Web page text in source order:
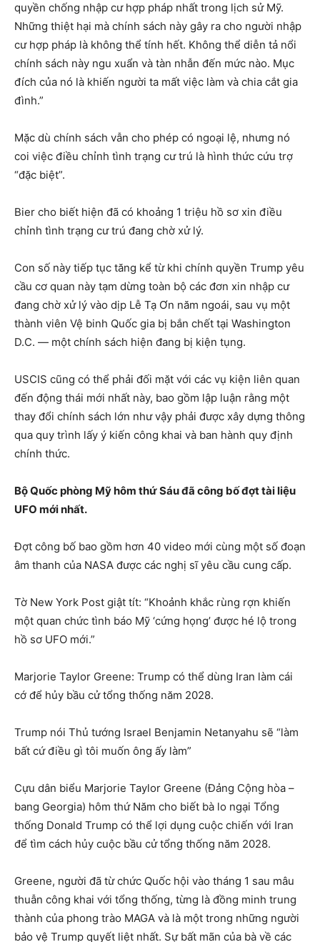
quyền chống nhập cư hợp pháp nhất trong lịch sử Mỹ.
Những thiệt hại mà chính sách này gây ra cho người nhập
cư hợp pháp là không thể tính hết. Không thể diễn tả nổi
chính sách này ngu xuẩn và tàn nhẫn đến mức nào. Mục
đích của nó là khiến người ta mất việc làm và chia cắt gia
đình.”
Mặc dù chính sách vẫn cho phép có ngoại lệ, nhưng nó
coi việc điều chỉnh tình trạng cư trú là hình thức cứu trợ
“đặc biệt”.
Bier cho biết hiện đã có khoảng 1 triệu hồ sơ xin điều
chỉnh tình trạng cư trú đang chờ xử lý.
Con số này tiếp tục tăng kể từ khi chính quyền Trump yêu
cầu cơ quan này tạm dừng toàn bộ các đơn xin nhập cư
đang chờ xử lý vào dịp Lễ Tạ Ơn năm ngoái, sau vụ một
thành viên Vệ binh Quốc gia bị bắn chết tại Washington
D.C. — một chính sách hiện đang bị kiện tụng.
USCIS cũng có thể phải đối mặt với các vụ kiện liên quan
đến động thái mới nhất này, bao gồm lập luận rằng một
thay đổi chính sách lớn như vậy phải được xây dựng thông
qua quy trình lấy ý kiến công khai và ban hành quy định
chính thức.
Bộ Quốc phòng Mỹ hôm thứ Sáu đã công bố đợt tài liệu
UFO mới nhất.
Đợt công bố bao gồm hơn 40 video mới cùng một số đoạn
âm thanh của NASA được các nghị sĩ yêu cầu cung cấp.
Tờ New York Post giật tít: “Khoảnh khắc rùng rợn khiến
một quan chức tình báo Mỹ ‘cứng họng’ được hé lộ trong
hồ sơ UFO mới.”
Marjorie Taylor Greene: Trump có thể dùng Iran làm cái
cớ để hủy bầu cử tổng thống năm 2028.
Trump nói Thủ tướng Israel Benjamin Netanyahu sẽ “làm
bất cứ điều gì tôi muốn ông ấy làm”
Cựu dân biểu Marjorie Taylor Greene (Đảng Cộng hòa –
bang Georgia) hôm thứ Năm cho biết bà lo ngại Tổng
thống Donald Trump có thể lợi dụng cuộc chiến với Iran
để tìm cách hủy cuộc bầu cử tổng thống năm 2028.
Greene, người đã từ chức Quốc hội vào tháng 1 sau mâu
thuẫn công khai với tổng thống, từng là đồng minh trung
thành của phong trào MAGA và là một trong những người
bảo vệ Trump quyết liệt nhất. Sự bất mãn của bà về các